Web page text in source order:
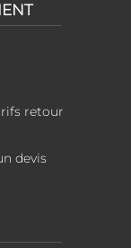
retour
devis